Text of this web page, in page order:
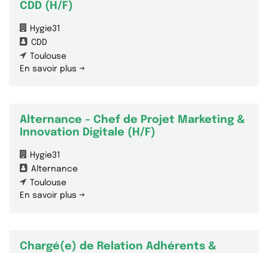
CDD (H/F)
Hygie31
CDD
Toulouse
En savoir plus
Alternance – Chef de Projet Marketing &
Innovation Digitale (H/F)
Hygie31
Alternance
Toulouse
En savoir plus
Chargé(e) de Relation Adhérents &